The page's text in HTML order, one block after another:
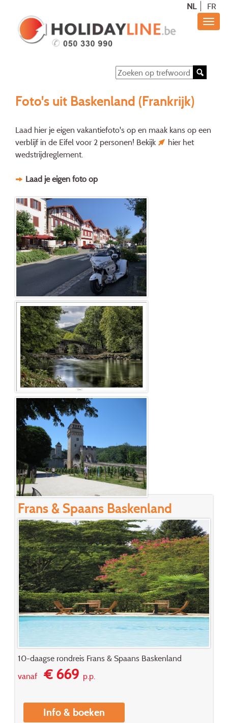
NL FR
Foto's uit Baskenland (Frankrijk)
Laad hier je eigen vakantiefoto's op en maak kans op een
verblijf in de Eifel voor 2 personen! Bekijk
hier het
wedstrijdreglement.
Laad je eigen foto op
Frans & Spaans Baskenland
10-daagse rondreis Frans & Spaans Baskenland
vanaf€ 669p.p.
Info & boeken